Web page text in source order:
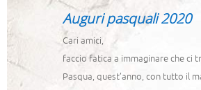
Auguri pasquali 2020
Cari amici,
faccio fatica a immaginare che ci
Pasqua, quest’anno, con tutto il